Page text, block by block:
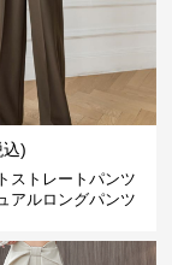
)
ストレートパンツ
アルロングパンツ